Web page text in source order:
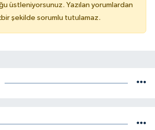
üstleniyorsunuz. Yazılan yorumlardan
şekilde sorumlu tutulamaz.